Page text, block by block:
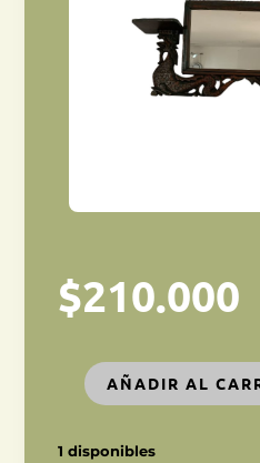
$210.000
ESPEJOAÑADIR AL
1 disponibles